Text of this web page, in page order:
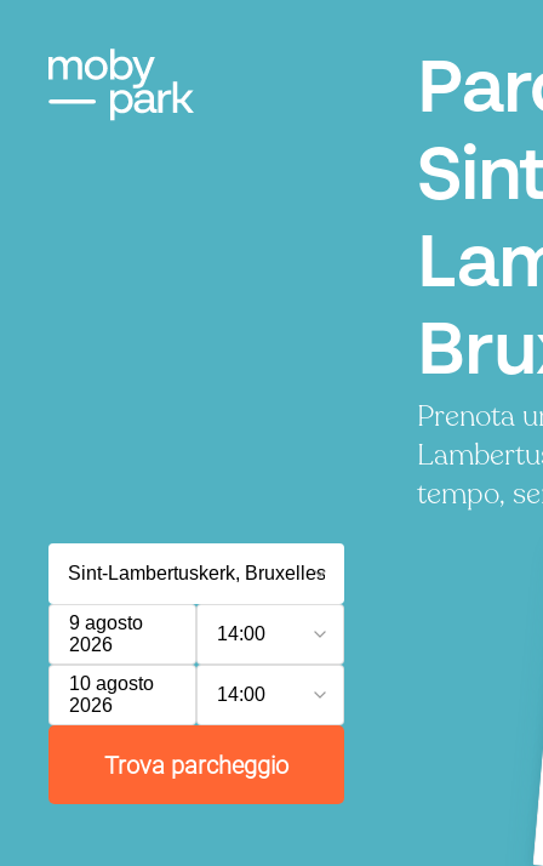
Prenota
tempo,
9 agosto
2026
14:00
10 agosto
2026
14:00
Trova parcheggio